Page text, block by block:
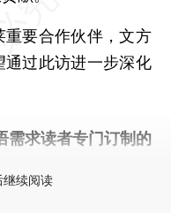
要合作伙伴，文方
过此访进一步深化
需求读者专门订制的
继续阅读